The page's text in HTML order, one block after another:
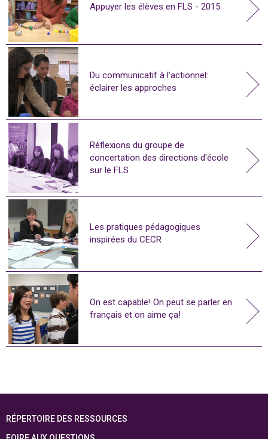
Appuyer les élèves en FLS - 2015
Du communicatif à l'actionnel:
éclairer les approches
Réflexions du groupe de
concertation des directions d'école
sur le FLS
Les pratiques pédagogiques
inspirées du CECR
On est capable! On peut se parler en
français et on aime ça!
RÉPERTOIRE DES RESSOURCES